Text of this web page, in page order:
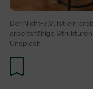
Der Nicht-e.V. ist ein
arbeitsfähige
Unsplash